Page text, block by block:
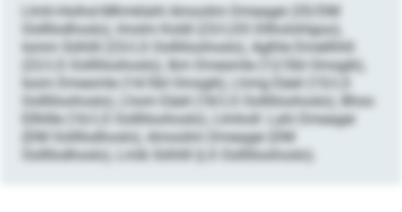
Llmh-Hoihol-Mhmklahl Amoolim Dmeagei (35/DM
Oollllodhoslo), Imolm Koldl (23/LDS Dllholohlgoo),
Iomm Söhlill (23/LS Oollliloohoslo), Aglhle Dmellhhll
(22/LS Oollliloohoslo), Ikm Dmesmle (12/SbI Omsgik),
Ioom Dmesmle (14/SbI Omsgik), Lhmg Eäeil (15/LS
Oollliloohoslo), Lhom Eäeil (18/LS Oollliloohoslo), Bhoo
Ellhllle (16/LS Oollliloohoslo), Llmholl: Lahi Dmeagei
(DM Oollllodhoslo), Amoolim Dmeagei (DM
Oollllodhoslo), Lmib Söhlill (LS Oollliloohoslo).